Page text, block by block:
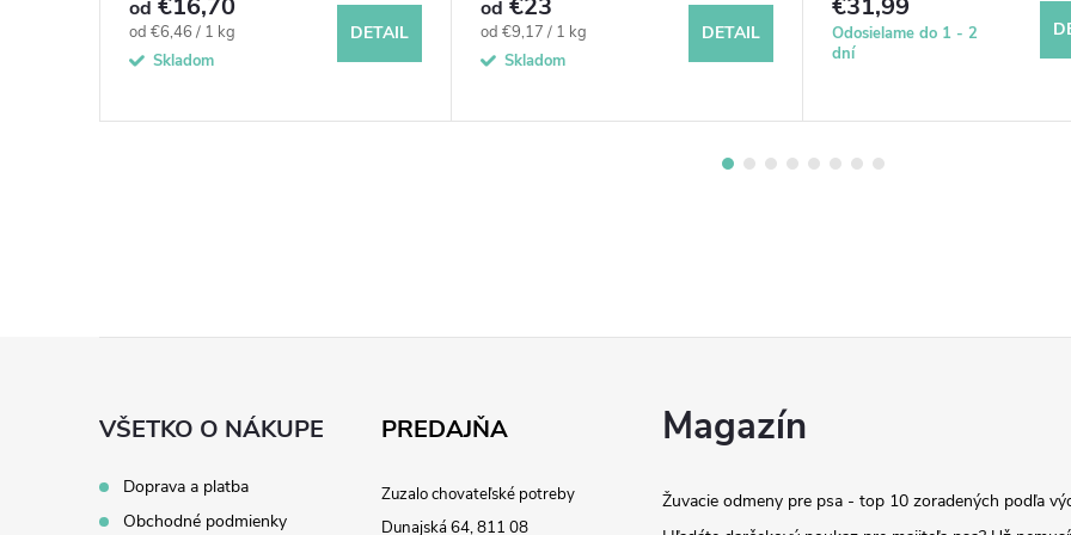
od
Jednotková
cena:
od €6,46 / 1 kg
Skladom
DETAIL
od
Jednotková
cena:
od €9,17 / 1 kg
Skladom
DETAIL
Odosielame do 1 - 2
dní
VŠETKO O NÁKUPE
Doprava a platba
Obchodné podmienky
PREDAJŇA
Zuzalo chovateľské potreby
Dunajská 64, 811 08
Magazín
Žuvacie odmeny pre psa - top 10 zoradených podľa